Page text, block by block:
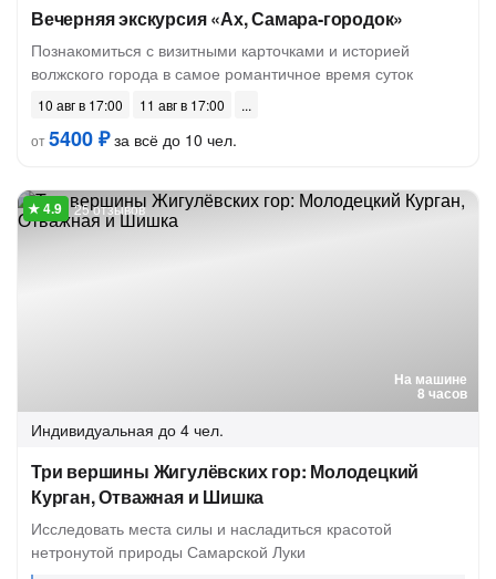
Вечерняя экскурсия «Ах, Самара-городок»
Познакомиться с визитными карточками и историей
волжского города в самое романтичное время суток
10 авг в 17:00
11 авг в 17:00
от5400 ₽за всё до 10 чел.
На машине
8 часов
25 отзывов
Индивидуальная до 4 чел.
Три вершины Жигулёвских гор: Молодецкий
Курган, Отважная и Шишка
Исследовать места силы и насладиться красотой
нетронутой природы Самарской Луки